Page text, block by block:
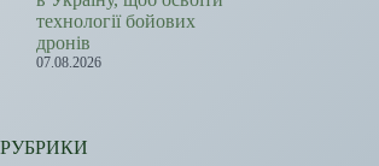
технології бойових
дронів
07.08.2026
РУБРИКИ